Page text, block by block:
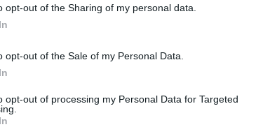
opt-out of the Sharing of my personal data.
opt-out of the Sale of my Personal Data.
opt-out of processing my Personal Data for Targeted
σχολές μέσης εκπαίδευσης
γυναίκες παρά άνδρες. Στην
το 34% των δοκίμων είναι γυναίκες ενώ
το ποσοστό των γυναικών ανέρχεται